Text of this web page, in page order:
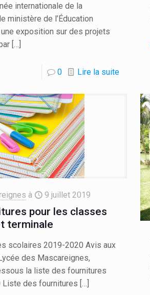
internationale de la
ministère de l’Éducation
exposition sur des projets
[…]
0 Lire la suite
à 9 juillet 2019
pour les classes
terminale
scolaires 2019-2020 Avis aux
des Mascareignes,
la liste des fournitures
des fournitures […]